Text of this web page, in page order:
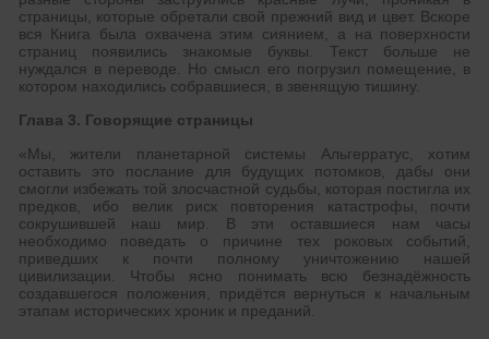
страницы, которые обретали свой прежний вид и цвет. Вскоре
вся Книга была охвачена этим сиянием, а на поверхности
страниц появились знакомые буквы. Текст больше не
нуждался в переводе. Но смысл его погрузил помещение, в
котором находились собравшиеся, в звенящую тишину.
Глава 3. Говорящие страницы
«Мы, жители планетарной системы Альгерратус, хотим
оставить это послание для будущих потомков, дабы они
смогли избежать той злосчастной судьбы, которая постигла их
предков, ибо велик риск повторения катастрофы, почти
сокрушившей наш мир. В эти оставшиеся нам часы
необходимо поведать о причине тех роковых событий,
приведших к почти полному уничтожению нашей
цивилизации. Чтобы ясно понимать всю безнадёжность
создавшегося положения, придётся вернуться к начальным
этапам исторических хроник и преданий.